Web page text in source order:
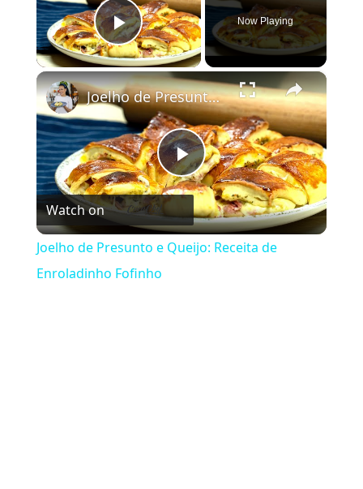
Play Video
Now Playing
×
Play Video
Joelho de Presunto e Queijo: Receita de Enroladinho Fofinho
Watch on
Joelho de Presunto e Queijo: Receita de
Enroladinho Fofinho